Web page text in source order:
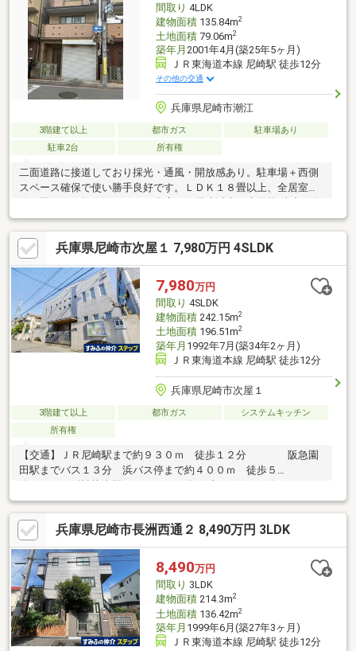
間取り 4LDK
建物面積135.84m2
土地面積79.06m2
築年月 2001年4月(築25年5ヶ月)
ＪＲ東海道本線 尼崎駅 徒歩12分
その他の交通
兵庫県尼崎市潮江
3階建て以上 都市ガス
駐車場あり
駐車2台
所有権
二面道路に接道しており採光・通風・開放感あり。駐車場＋西側
スペース確保で使い勝手良好です。ＬＤＫ１８畳以上、全居室収
以内、平坦地
兵庫県尼崎市次屋１ 7,980万円 4SLDK
7,980万円
間取り 4SLDK
建物面積242.15m2
土地面積196.51m2
築年月 1992年7月(築34年2ヶ月)
ＪＲ東海道本線 尼崎駅 徒歩12分
兵庫県尼崎市次屋１
3階建て以上 都市ガス
システムキッチン
所有権
【交通】ＪＲ尼崎駅まで約９３０ｍ 徒歩１２分 阪急園
田駅までバス１３分 浜バス停まで約４００ｍ 徒歩５
分 阪神杭瀬駅までバス１６分 浜バス停まで約４００
ｍ 徒歩５分◆有効土地面積：５９．４４坪（１９６．５１㎡）
◆建物面積：２４２．１５㎡◆間取り：２ＬＤＫ+２ＳＬＤＫ◆
平坦な立地のため自転車での移動も便利です。【リフォーム履
歴】2025年7月：2階フローリング張替・インターホン新調2020年
3月：給湯器交換2018年1月：1階トイレ交換2016年4月：2階トイ
レ交換2013年1月：屋上防水工事実施2010年2月：システムキッチ
ン・ビルトインエアコン新調（１階２階ＬＤＫ）
兵庫県尼崎市長洲西通２ 8,490万円 3LDK
8,490万円
間取り 3LDK
建物面積214.3m2
土地面積136.42m2
築年月 1999年6月(築27年3ヶ月)
ＪＲ東海道本線 尼崎駅 徒歩12分